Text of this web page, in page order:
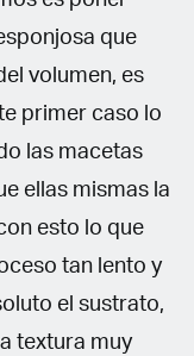
que
volumen, es
primer caso lo
las macetas
ellas mismas la
esto lo que
tan lento y
el sustrato,
textura muy